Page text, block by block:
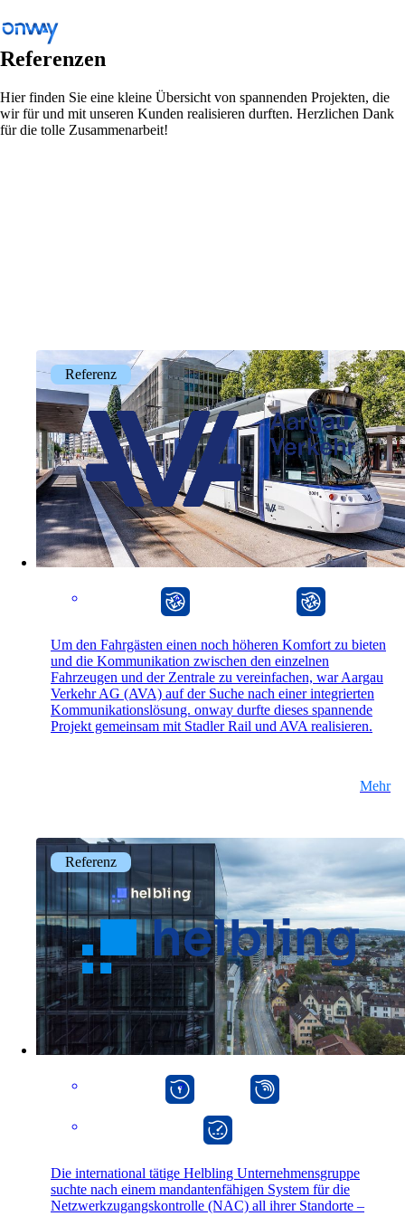
Zurück
Standorte und Dinge verbinden
Lösungen/Standorte und Dinge verbinden
Standorte vernetzen mit SD-WAN
Effizientes Zusammenspiel der Standorte dank
sicheren und stabilen Verbindungen – für
höchste Qualität.
Geräte im Netzwerk
nach Ihren Bedürfnissen.
Internet of Things
Lösungen
Netzwerk
Sicherheit
Netzwerk
Referenzen
Hier finden Sie eine kleine Übersicht von spannenden Projekten, die
wir für und mit unseren Kunden realisieren durften. Herzlichen Dank
für die tolle Zusammenarbeit!
Referenz
Um den Fahrgästen einen noch höheren Komfort zu bieten
und die Kommunikation zwischen den einzelnen
Fahrzeugen und der Zentrale zu vereinfachen, war Aargau
Verkehr AG (AVA) auf der Suche nach einer integrierten
Kommunikationslösung. onway durfte dieses spannende
Projekt gemeinsam mit Stadler Rail und AVA realisieren.
Mehr
Referenz
Die international tätige Helbling Unternehmensgruppe
suchte nach einem mandantenfähigen System für die
Netzwerkzugangskontrolle (NAC) all ihrer Standorte –